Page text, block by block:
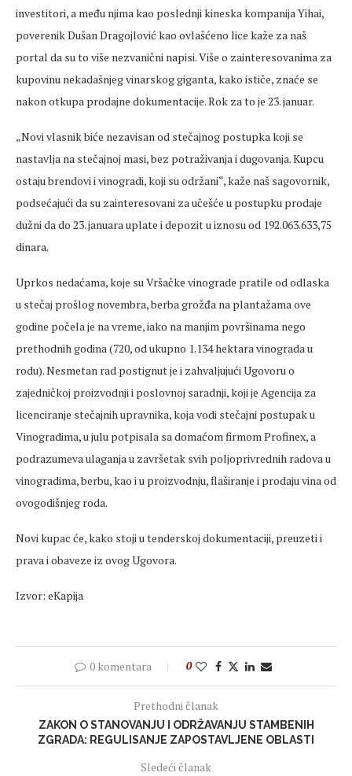
investitori, a među njima kao poslednji kineska kompanija Yihai,
poverenik Dušan Dragojlović kao ovlašćeno lice kaže za naš
portal da su to više nezvanični napisi. Više o zainteresovanima za
kupovinu nekadašnjeg vinarskog giganta, kako ističe, znaće se
nakon otkupa prodajne dokumentacije. Rok za to je 23. januar.
„Novi vlasnik biće nezavisan od stečajnog postupka koji se
nastavlja na stečajnoj masi, bez potraživanja i dugovanja. Kupcu
ostaju brendovi i vinogradi, koji su održani“, kaže naš sagovornik,
podsećajući da su zainteresovani za učešće u postupku prodaje
dužni da do 23. januara uplate i depozit u iznosu od 192.063.633,75
dinara.
Uprkos nedaćama, koje su Vršačke vinograde pratile od odlaska
u stečaj prošlog novembra, berba grožđa na plantažama ove
godine počela je na vreme, iako na manjim površinama nego
prethodnih godina (720, od ukupno 1.134 hektara vinograda u
rodu). Nesmetan rad postignut je i zahvaljujući Ugovoru o
zajedničkoj proizvodnji i poslovnoj saradnji, koji je Agencija za
licenciranje stečajnih upravnika, koja vodi stečajni postupak u
Vinogradima, u julu potpisala sa domaćom firmom Profinex, a
podrazumeva ulaganja u završetak svih poljoprivrednih radova u
vinogradima, berbu, kao i u proizvodnju, flaširanje i prodaju vina od
ovogodišnjeg roda.
Novi kupac će, kako stoji u tenderskoj dokumentaciji, preuzeti i
prava i obaveze iz ovog Ugovora.
Izvor: eKapija
0 komentara 0
Prethodni članak
ZAKON O STANOVANJU I ODRŽAVANJU STAMBENIH
ZGRADA: REGULISANJE ZAPOSTAVLJENE OBLASTI
Sledeći članak